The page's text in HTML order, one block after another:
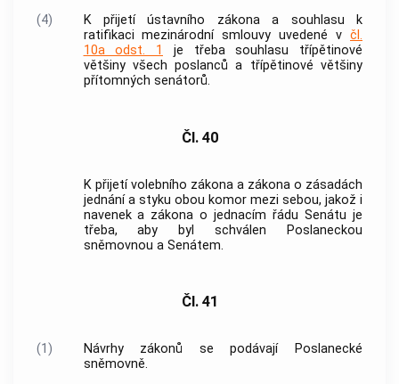
(4)
K přijetí ústavního zákona a souhlasu k
ratifikaci mezinárodní smlouvy uvedené v čl.
10a odst. 1
je třeba souhlasu třípětinové
většiny všech poslanců a třípětinové většiny
přítomných senátorů.
Čl. 40
K přijetí volebního zákona a zákona o zásadách
jednání a styku obou komor mezi sebou, jakož i
navenek a zákona o jednacím řádu Senátu je
třeba, aby byl schválen Poslaneckou
sněmovnou a Senátem.
Čl. 41
(1)
Návrhy zákonů se podávají Poslanecké
sněmovně.